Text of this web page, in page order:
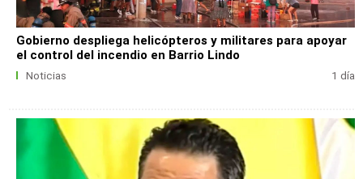
Gobierno despliega helicópteros y militares para apoyar
el control del incendio en Barrio Lindo
Noticias 1 día